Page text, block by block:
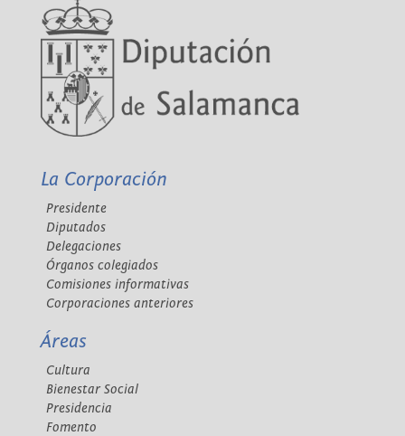
La Corporación
Presidente
Diputados
Delegaciones
Órganos colegiados
Comisiones informativas
Corporaciones anteriores
Áreas
Cultura
Bienestar Social
Presidencia
Fomento